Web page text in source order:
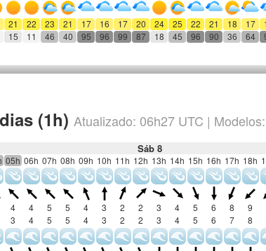
21 22 23 21 17 16 17 20 24 25 22 21 18 17
15 11 46 40 95 96 99 87 18 45 96 90 36 64
(1h) Atualizado: 06h27 UTC |
Sáb 8
05h 06h 07h 08h 09h 10h 11h 12h 13h 14h 15h 16h 17h 18h
4 4 5 5 4 3 2 2 3 4 5 6 8 9
3 4 5 5 4 3 2 2 3 4 5 6 7 8